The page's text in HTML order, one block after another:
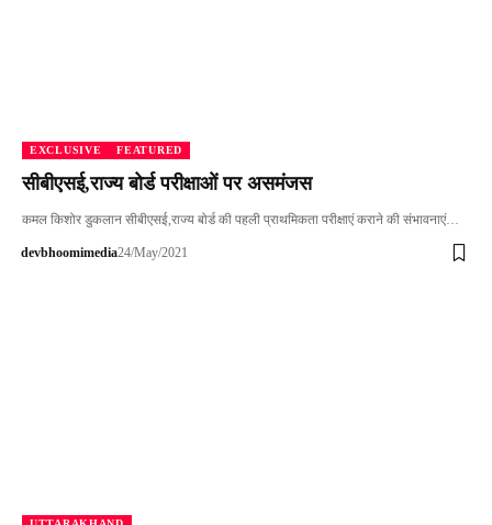
EXCLUSIVE FEATURED
सीबीएसई,राज्य बोर्ड परीक्षाओं पर असमंजस
कमल किशोर डुकलान सीबीएसई,राज्य बोर्ड की पहली प्राथमिकता परीक्षाएं कराने की संभावनाएं…
devbhoomimedia24/May/2021